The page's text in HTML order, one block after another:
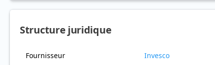
Structure juridique
Fournisseur Invesco